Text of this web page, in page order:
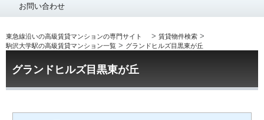
お問い合わせ
東急線沿いの高級賃貸マンションの専門サイト > 賃貸物件検索 >
駒沢大学駅の高級賃貸マンション一覧 > グランドヒルズ目黒東が丘
グランドヒルズ目黒東が丘